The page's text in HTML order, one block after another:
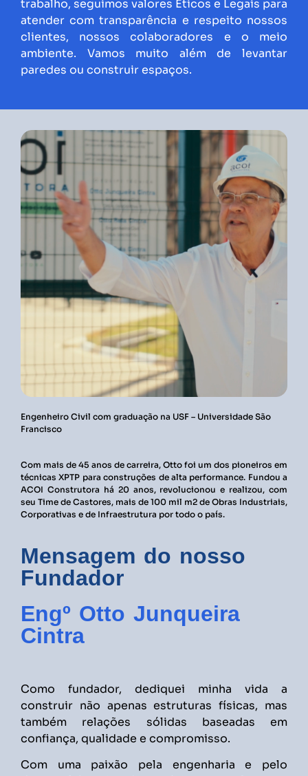
trabalho, seguimos valores Éticos e Legais para
atender com transparência e respeito nossos
clientes, nossos colaboradores e o meio
ambiente. Vamos muito além de levantar
paredes ou construir espaços.
Mensagem do nosso
Fundador
Engº Otto Junqueira
Cintra
Como fundador, dediquei minha vida a
construir não apenas estruturas físicas, mas
também relações sólidas baseadas em
confiança, qualidade e compromisso.
Com uma paixão pela engenharia e pelo
Engenheiro Civil com graduação na USF – Universidade São
Francisco
Com mais de 45 anos de carreira, Otto foi um dos pioneiros em
técnicas XPTP para construções de alta performance. Fundou a
ACOI Construtora há 20 anos, revolucionou e realizou, com
seu Time de Castores, mais de 100 mil m2 de Obras Industriais,
Corporativas e de Infraestrutura por todo o país.